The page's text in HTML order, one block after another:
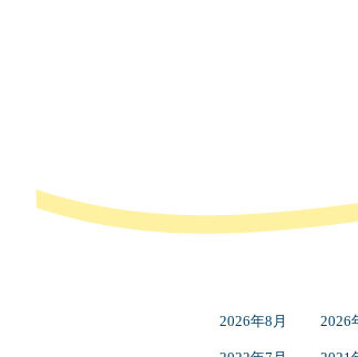
2026年8月 2026